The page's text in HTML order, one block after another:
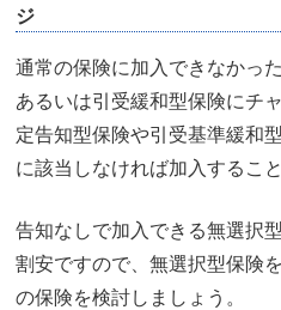
ジ
通常の保険に加入できなかっ
あるいは引受緩和型保険にチ
定告知型保険や引受基準緩和
に該当しなければ加入するこ
告知なしで加入できる無選択
割安ですので、無選択型保険
の保険を検討しましょう。